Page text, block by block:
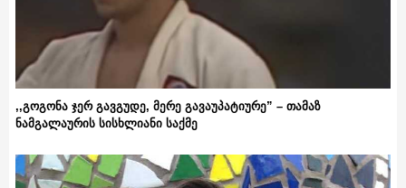
,,გოგონა ჯერ გავგუდე, მერე გავაუპატიურე” – თამაზ
ნამგალაურის სისხლიანი საქმე